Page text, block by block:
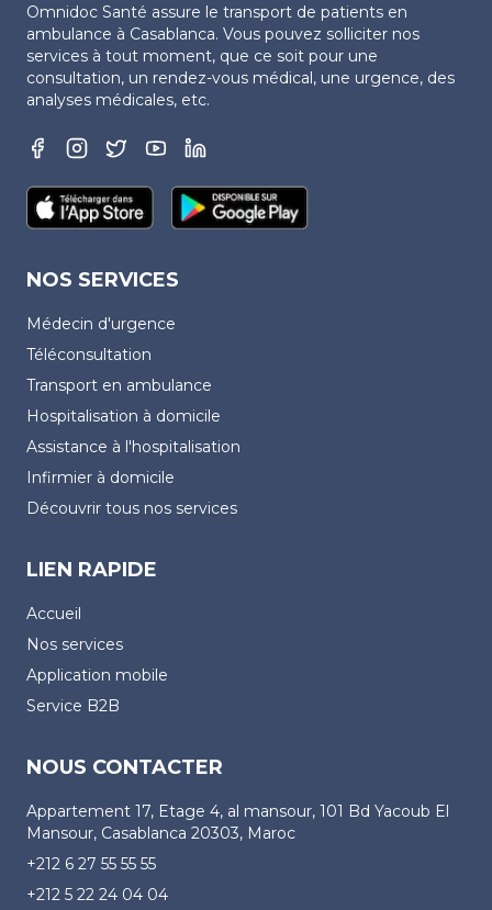
Omnidoc Santé assure le transport de patients en
ambulance à Casablanca. Vous pouvez solliciter nos
services à tout moment, que ce soit pour une
consultation, un rendez-vous médical, une urgence, des
analyses médicales, etc.
NOS SERVICES
Médecin d'urgence
Téléconsultation
Transport en ambulance
Hospitalisation à domicile
Assistance à l'hospitalisation
Infirmier à domicile
Découvrir tous nos services
LIEN RAPIDE
Accueil
Nos services
Application mobile
Service B2B
NOUS CONTACTER
Appartement 17, Etage 4, al mansour, 101 Bd Yacoub El
Mansour, Casablanca 20303, Maroc
+212 6 27 55 55 55
+212 5 22 24 04 04